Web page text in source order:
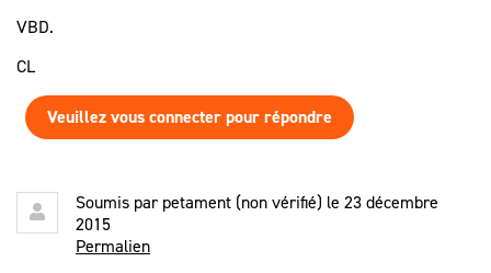
VBD.
CL
Veuillez vous connecter pour répondre
Soumis parpetament (non vérifié) le 23 décembre
2015
Permalien